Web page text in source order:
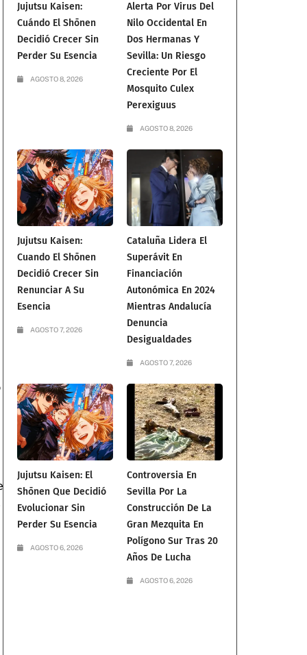
Jujutsu Kaisen:
Cuándo El Shōnen
Decidió Crecer Sin
Perder Su Esencia
AGOSTO 8, 2026
Alerta Por Virus Del
Nilo Occidental En
Dos Hermanas Y
Sevilla: Un Riesgo
Creciente Por El
Mosquito Culex
Perexiguus
AGOSTO 8, 2026
Jujutsu Kaisen:
Cuando El Shōnen
Decidió Crecer Sin
Renunciar A Su
Esencia
AGOSTO 7, 2026
Cataluña Lidera El
Superávit En
Financiación
Autonómica En 2024
Mientras Andalucía
Denuncia
Desigualdades
AGOSTO 7, 2026
Jujutsu Kaisen: El
Shōnen Que Decidió
Evolucionar Sin
Perder Su Esencia
AGOSTO 6, 2026
Controversia En
Sevilla Por La
Construcción De La
Gran Mezquita En
Polígono Sur Tras 20
Años De Lucha
AGOSTO 6, 2026